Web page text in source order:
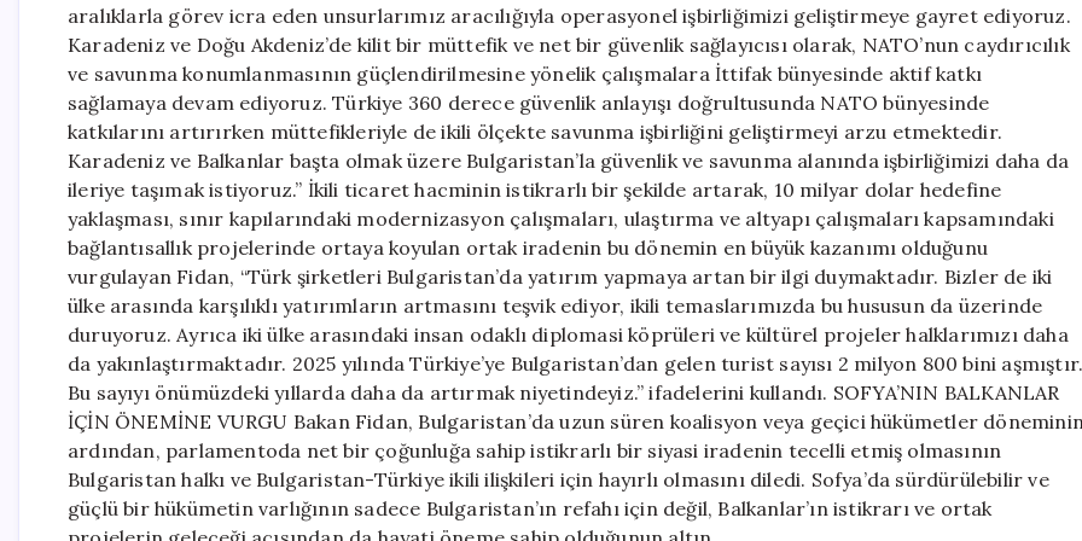
aralıklarla görev icra eden unsurlarımız aracılığıyla operasyonel işbirliğimizi geliştirmeye gayret ediyoruz.
Karadeniz ve Doğu Akdeniz’de kilit bir müttefik ve net bir güvenlik sağlayıcısı olarak, NATO’nun caydırıcılık
ve savunma konumlanmasının güçlendirilmesine yönelik çalışmalara İttifak bünyesinde aktif katkı
sağlamaya devam ediyoruz. Türkiye 360 derece güvenlik anlayışı doğrultusunda NATO bünyesinde
katkılarını artırırken müttefikleriyle de ikili ölçekte savunma işbirliğini geliştirmeyi arzu etmektedir.
Karadeniz ve Balkanlar başta olmak üzere Bulgaristan’la güvenlik ve savunma alanında işbirliğimizi daha da
ileriye taşımak istiyoruz.” İkili ticaret hacminin istikrarlı bir şekilde artarak, 10 milyar dolar hedefine
yaklaşması, sınır kapılarındaki modernizasyon çalışmaları, ulaştırma ve altyapı çalışmaları kapsamındaki
bağlantısallık projelerinde ortaya koyulan ortak iradenin bu dönemin en büyük kazanımı olduğunu
vurgulayan Fidan, “Türk şirketleri Bulgaristan’da yatırım yapmaya artan bir ilgi duymaktadır. Bizler de iki
ülke arasında karşılıklı yatırımların artmasını teşvik ediyor, ikili temaslarımızda bu hususun da üzerinde
duruyoruz. Ayrıca iki ülke arasındaki insan odaklı diplomasi köprüleri ve kültürel projeler halklarımızı daha
da yakınlaştırmaktadır. 2025 yılında Türkiye’ye Bulgaristan’dan gelen turist sayısı 2 milyon 800 bini
Bu sayıyı önümüzdeki yıllarda daha da artırmak niyetindeyiz.” ifadelerini kullandı. SOFYA’NIN BALKANLAR
İÇİN ÖNEMİNE VURGU Bakan Fidan, Bulgaristan’da uzun süren koalisyon veya geçici hükümetler
ardından, parlamentoda net bir çoğunluğa sahip istikrarlı bir siyasi iradenin tecelli etmiş olmasının
Bulgaristan halkı ve Bulgaristan-Türkiye ikili ilişkileri için hayırlı olmasını diledi. Sofya’da sürdürülebilir ve
güçlü bir hükümetin varlığının sadece Bulgaristan’ın refahı için değil, Balkanlar’ın istikrarı ve ortak